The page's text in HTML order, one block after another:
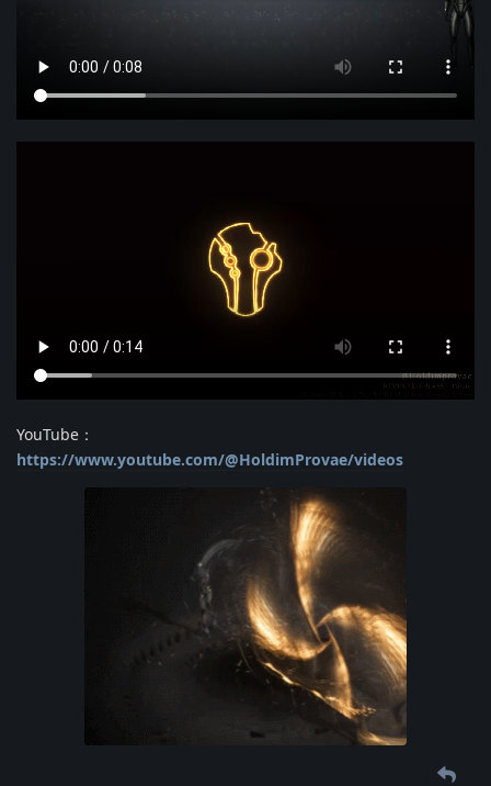
YouTube：
https://www.youtube.com/@HoldimProvae/videos